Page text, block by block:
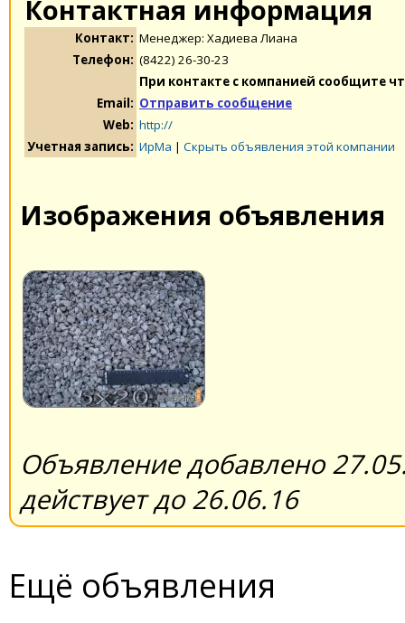
Контактная информация
Контакт: Менеджер: Хадиева Лиана
Телефон: (8422) 26-30-23
При контакте с компанией сообщите
Email: Отправить сообщение
Web: http://
Учетная запись: ИрМа | Скрыть объявления этой компании
Изображения объявления
Объявление добавлено
действует до 26.06.16
Ещё объявления